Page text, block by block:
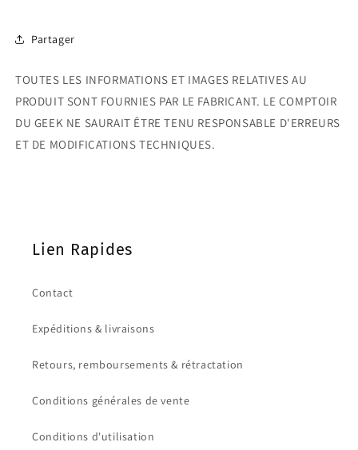
Partager
TOUTES LES INFORMATIONS ET IMAGES RELATIVES AU
PRODUIT SONT FOURNIES PAR LE FABRICANT. LE COMPTOIR
DU GEEK NE SAURAIT ÊTRE TENU RESPONSABLE D'ERREURS
ET DE MODIFICATIONS TECHNIQUES.
Lien Rapides
Contact
Expéditions & livraisons
Retours, remboursements & rétractation
Conditions générales de vente
Conditions d'utilisation